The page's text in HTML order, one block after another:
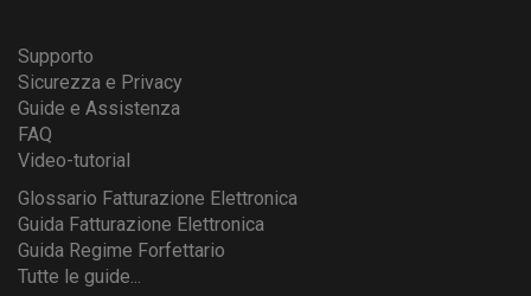
Supporto
Sicurezza e Privacy
Guide e Assistenza
FAQ
Video-tutorial
Glossario Fatturazione Elettronica
Guida Fatturazione Elettronica
Guida Regime Forfettario
Tutte le guide...